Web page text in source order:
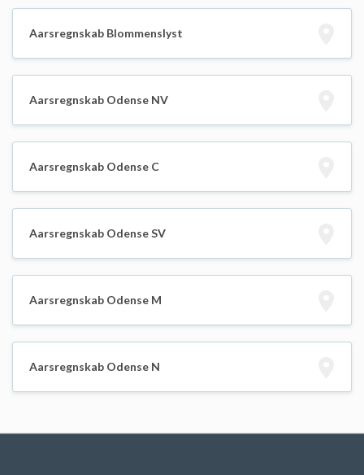
Aarsregnskab Blommenslyst
Aarsregnskab Odense NV
Aarsregnskab Odense C
Aarsregnskab Odense SV
Aarsregnskab Odense M
Aarsregnskab Odense N